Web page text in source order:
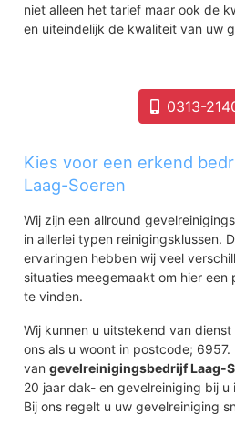
niet alleen het tarief maar ook de
en uiteindelijk de kwaliteit van uw
0313-
Kies voor een erkend
Laag-Soeren
Wij zijn een allround
in allerlei typen reinigingsklussen.
ervaringen hebben wij veel
situaties meegemaakt om hier een
te vinden.
Wij kunnen u uitstekend van
ons als u woont in postcode; 6957.
vangevelreinigingsbedrijf Laag-
20 jaar dak- en gevelreiniging bij u
Bij ons regelt u uw gevelreiniging